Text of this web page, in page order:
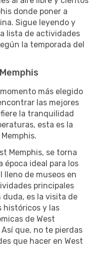
donde poner a
Sigue leyendo y
lista de actividades
la temporada del
más elegido
las mejores
la tranquilidad
esta es la
Memphis, se torna
época ideal para los
de museos en
principales
es la visita de
históricos y las
de West
que, no te pierdas
que hacer en West